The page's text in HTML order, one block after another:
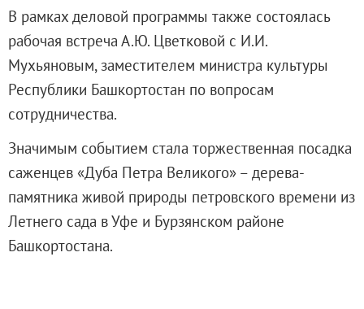
О Музее
О музее
Генеральный директор
Дирекция
Дворцы и сады
Корпус Бенуа
Михайловский (Инженерный) замок
Мраморный дворец
Строгановский дворец
Домик Петра I
В рамках деловой программы также состоялась
рабочая встреча А.Ю. Цветковой с И.И.
Мухьяновым, заместителем министра культуры
Республики Башкортостан по вопросам
сотрудничества.
Значимым событием стала торжественная посадка
саженцев «Дуба Петра Великого» – дерева-
памятника живой природы петровского времени из
Летнего сада в Уфе и Бурзянском районе
Башкортостана.